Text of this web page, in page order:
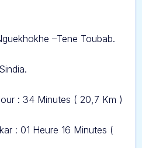
–Tene Toubab.
: 34 Minutes ( 20,7 Km )
: 01 Heure 16 Minutes (